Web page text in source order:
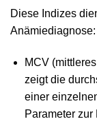
Diese Indizes
Anämiediagnose:
MCV
zeigt die
einer
Parameter